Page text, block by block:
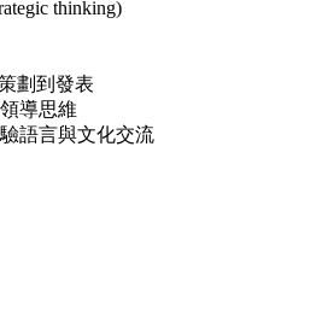
thinking)
劃到發表
導思維
語言與文化交流